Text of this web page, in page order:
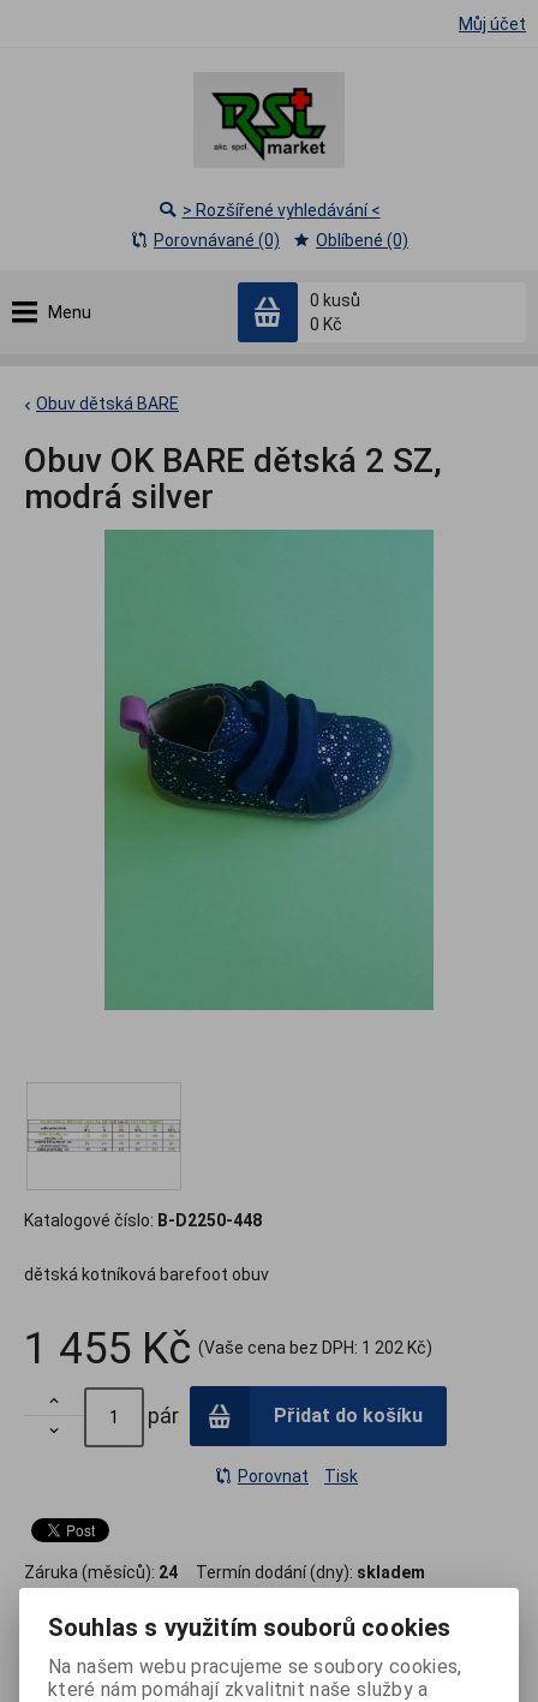
Můj účet
Menu
0 kusů
0 Kč
> Rozšířené vyhledávání <
Porovnávané (0)
Oblíbené (0)
Obuv dětská BARE
Obuv OK BARE dětská 2 SZ,
modrá silver
Katalogové číslo: B-D2250-448
dětská kotníková barefoot obuv
1 455 Kč (Vaše cena bez DPH: 1 202 Kč)


pár Přidat do košíku
Porovnat Tisk
Záruka (měsíců): 24 Termín dodání (dny): skladem
Souhlas s využitím souborů cookies
Na našem webu pracujeme se soubory cookies,
které nám pomáhají zkvalitnit naše služby a